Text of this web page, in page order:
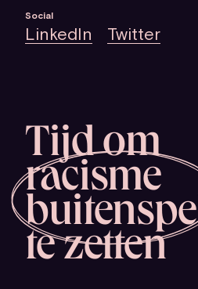
Tijd om
racisme
te zetten
Social
LinkedIn Twitter